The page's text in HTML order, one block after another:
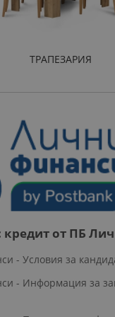
ТРАПЕЗАРИЯ
кредит от ПБ
- Условия за
- Информация за